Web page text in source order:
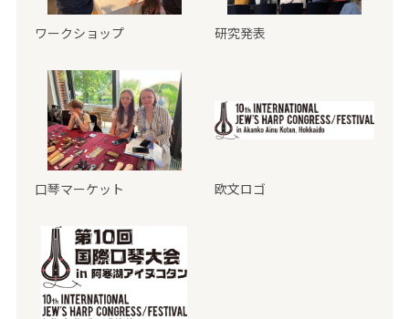
ワークショップ 研究発表
口琴マーケット 欧文ロゴ